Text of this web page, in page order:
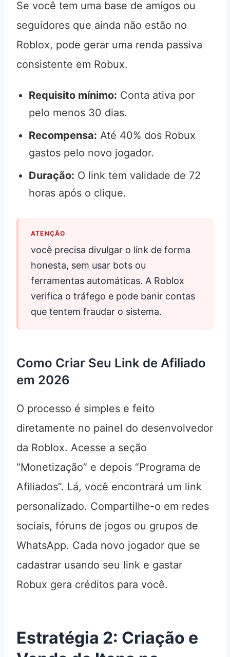
Se você tem uma base de amigos ou
seguidores que ainda não estão no
Roblox, pode gerar uma renda passiva
consistente em Robux.
Requisito mínimo: Conta ativa por
pelo menos 30 dias.
Recompensa: Até 40% dos Robux
gastos pelo novo jogador.
Duração: O link tem validade de 72
horas após o clique.
ATENÇÃO
você precisa divulgar o link de forma
honesta, sem usar bots ou
ferramentas automáticas. A Roblox
verifica o tráfego e pode banir contas
que tentem fraudar o sistema.
Como Criar Seu Link de Afiliado
em 2026
O processo é simples e feito
diretamente no painel do desenvolvedor
da Roblox. Acesse a seção
“Monetização” e depois “Programa de
Afiliados”. Lá, você encontrará um link
personalizado. Compartilhe-o em redes
sociais, fóruns de jogos ou grupos de
WhatsApp. Cada novo jogador que se
cadastrar usando seu link e gastar
Robux gera créditos para você.
Estratégia 2: Criação e